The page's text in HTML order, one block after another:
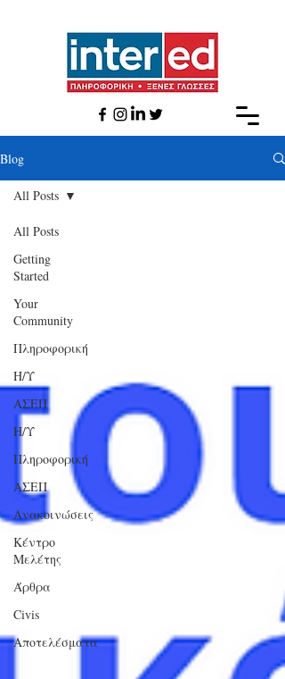
Βlog
All Posts
Getting
Started
Your
Community
Πληροφορική
Η/Υ
ΑΣΕΠ
Η/Υ
Πληροφορική
ΑΣΕΠ
Ανακοινώσεις
Κέντρο
Μελέτης
Άρθρα
Civis
Αποτελέσματα
All Posts